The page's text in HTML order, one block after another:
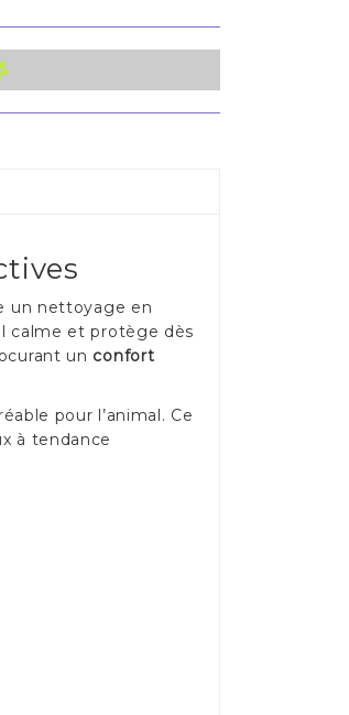
un nettoyage en
calme et protège dès
un confort
pour l’animal. Ce
à tendance